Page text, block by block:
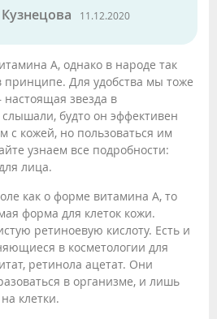
11.12.2020
А, однако в народе так
Для удобства мы тоже
настоящая звезда в
будто он эффективен
с кожей, но пользоваться им
узнаем все подробности:
лица.
как о форме витамина А, то
форма для клеток кожи.
ретиноевую кислоту. Есть и
в косметологии для
ретинола ацетат. Они
в организме, и лишь
клетки.